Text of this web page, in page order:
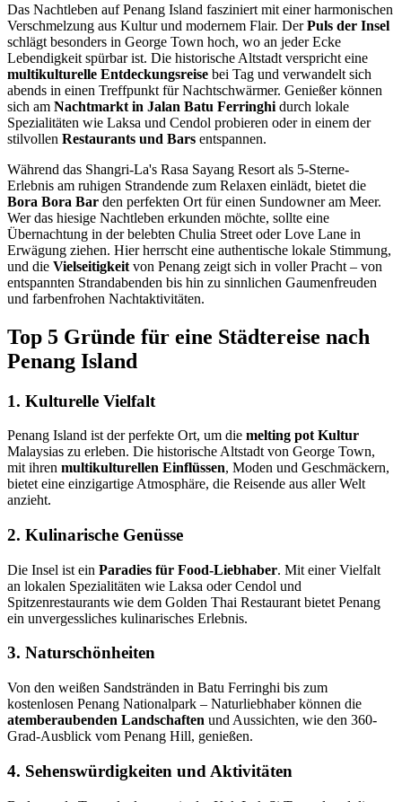
Das Nachtleben auf Penang Island fasziniert mit einer harmonischen
Verschmelzung aus Kultur und modernem Flair. DerPuls der Insel
schlägt besonders in George Town hoch, wo an jeder Ecke
Lebendigkeit spürbar ist. Die historische Altstadt verspricht eine
multikulturelle Entdeckungsreise bei Tag und verwandelt sich
abends in einen Treffpunkt für Nachtschwärmer. Genießer können
sich am Nachtmarkt in Jalan Batu Ferringhi durch lokale
Spezialitäten wie Laksa und Cendol probieren oder in einem der
stilvollen Restaurants und Bars entspannen.
Während das Shangri-La's Rasa Sayang Resort als 5-Sterne-
Erlebnis am ruhigen Strandende zum Relaxen einlädt, bietet die
Bora Bora Bar den perfekten Ort für einen Sundowner am Meer.
Wer das hiesige Nachtleben erkunden möchte, sollte eine
Übernachtung in der belebten Chulia Street oder Love Lane in
Erwägung ziehen. Hier herrscht eine authentische lokale Stimmung,
und die Vielseitigkeit von Penang zeigt sich in voller Pracht – von
entspannten Strandabenden bis hin zu sinnlichen Gaumenfreuden
und farbenfrohen Nachtaktivitäten.
Top 5 Gründe für eine Städtereise nach
Penang Island
1. Kulturelle Vielfalt
Penang Island ist der perfekte Ort, um die melting pot Kultur
Malaysias zu erleben. Die historische Altstadt von George Town,
mit ihren multikulturellen Einflüssen, Moden und Geschmäckern,
bietet eine einzigartige Atmosphäre, die Reisende aus aller Welt
anzieht.
2. Kulinarische Genüsse
Die Insel ist ein Paradies für Food-Liebhaber. Mit einer Vielfalt
an lokalen Spezialitäten wie Laksa oder Cendol und
Spitzenrestaurants wie dem Golden Thai Restaurant bietet Penang
ein unvergessliches kulinarisches Erlebnis.
3. Naturschönheiten
Von den weißen Sandstränden in Batu Ferringhi bis zum
kostenlosen Penang Nationalpark – Naturliebhaber können die
atemberaubenden Landschaften und Aussichten, wie den 360-
Grad-Ausblick vom Penang Hill, genießen.
4. Sehenswürdigkeiten und Aktivitäten